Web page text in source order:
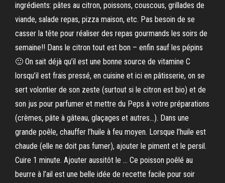
ingrédients: pâtes au citron, poissons, couscous, grillades de
viande, salade repas, pizza maison, etc. Pas besoin de se
casser la tête pour réaliser des repas gourmands les soirs de
semaine!! Dans le citron tout est bon – enfin sauf les pépins
🙂 On sait déjà qu’il est une bonne source de vitamine C
lorsqu’il est frais pressé, en cuisine et ici en pâtisserie, on se
sert volontier de son zeste (surtout si le citron est bio) et de
son jus pour parfumer et mettre du Peps à votre préparations
(crèmes, pâte à gâteau, glaçages et autres…). Dans une
grande poêle, chauffer l’huile à feu moyen. Lorsque l’huile est
chaude (elle ne doit pas fumer), ajouter le piment et le persil.
Cuire 1 minute. Ajouter aussitôt le … Ce poisson poêlé au
beurre à l’ail est une belle idée de recette facile pour soir